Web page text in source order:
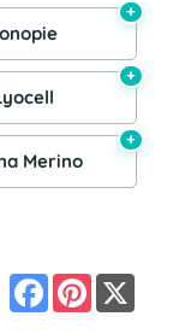
+
+
Merino
+
Facebook
Pinterest